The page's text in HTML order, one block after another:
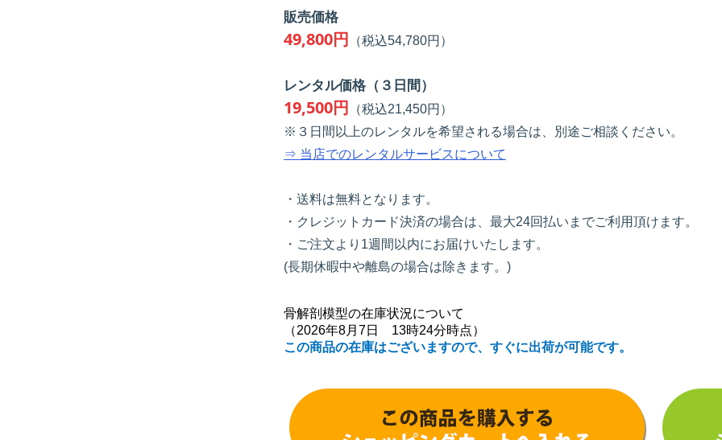
販売価格
49,800円 （税込54,780円）
レンタル価格（３日間）
19,500円 （税込21,450円）
※３日間以上のレンタルを希望される場合は、別途ご相談ください。
⇒ 当店でのレンタルサービスについて
・送料は無料となります。
・クレジットカード決済の場合は、最大24回払いまでご利用頂けます。
・ご注文より1週間以内にお届けいたします。
(長期休暇中や離島の場合は除きます。)
骨解剖模型の在庫状況について
（2026年8月7日 13時24分時点）
この商品の在庫はございますので、すぐに出荷が可能です。